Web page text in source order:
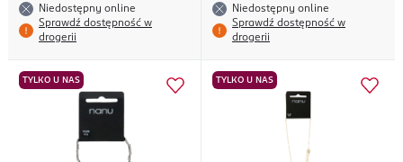
Niedostępny online
Sprawdź dostępność w
drogerii
Niedostępny online
Sprawdź dostępność w
drogerii
TYLKO U NAS TYLKO U NAS